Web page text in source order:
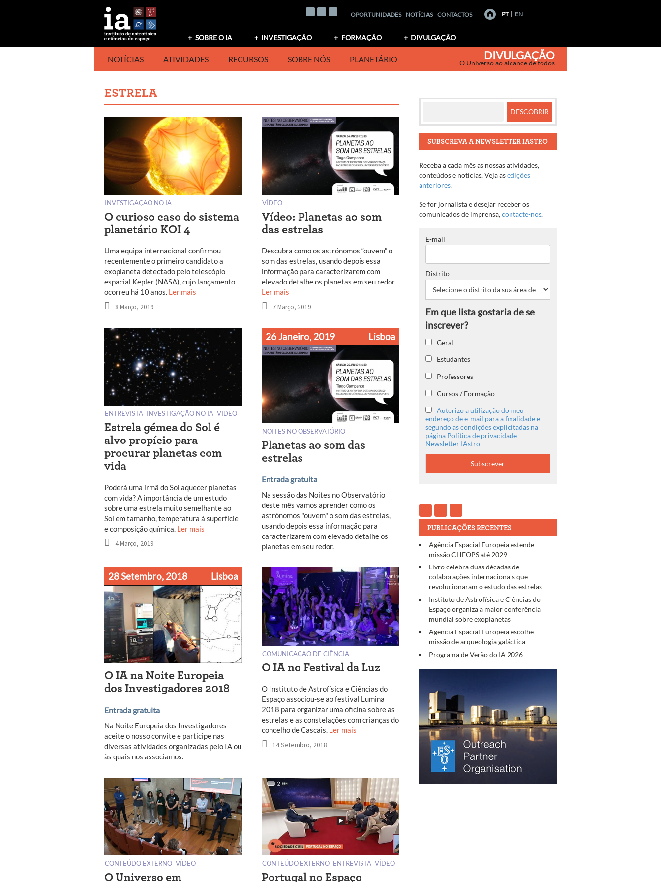
OPORTUNIDADES NOTÍCIAS CONTACTOS PT EN
SOBRE O IA INVESTIGAÇÃO FORMAÇÃO DIVULGAÇÃO
NOTÍCIAS ATIVIDADES RECURSOS SOBRE NÓS PLANETÁRIO DIVULGAÇÃO
O Universo ao alcance de todos
ESTRELA
INVESTIGAÇÃO NO IA
O curioso caso do sistema
planetário KOI 4
Uma equipa internacional confirmou
recentemente o primeiro candidato a
exoplaneta detectado pelo telescópio
espacial Kepler (NASA), cujo lançamento
ocorreu há 10 anos. Ler mais
8 Março, 2019
VÍDEO
Vídeo: Planetas ao som
das estrelas
Descubra como os astrónomos “ouvem” o
som das estrelas, usando depois essa
informação para caracterizarem com
elevado detalhe os planetas em seu redor.
Ler mais
7 Março, 2019
ENTREVISTA INVESTIGAÇÃO NO IA VÍDEO
Estrela gémea do Sol é
alvo propício para
procurar planetas com
vida
Poderá uma irmã do Sol aquecer planetas
com vida? A importância de um estudo
sobre uma estrela muito semelhante ao
Sol em tamanho, temperatura à superfície
e composição química. Ler mais
4 Março, 2019
26 Janeiro, 2019 Lisboa
NOITES NO OBSERVATÓRIO
Planetas ao som das
estrelas
Entrada gratuita
Na sessão das Noites no Observatório
deste mês vamos aprender como os
astrónomos "ouvem" o som das estrelas,
usando depois essa informação para
caracterizarem com elevado detalhe os
planetas em seu redor.
28 Setembro, 2018 Lisboa
O IA na Noite Europeia
dos Investigadores 2018
Entrada gratuita
Na Noite Europeia dos Investigadores
aceite o nosso convite e participe nas
diversas atividades organizadas pelo IA ou
às quais nos associamos.
COMUNICAÇÃO DE CIÊNCIA
O IA no Festival da Luz
O Instituto de Astrofísica e Ciências do
Espaço associou-se ao festival Lumina
2018 para organizar uma oficina sobre as
estrelas e as constelações com crianças do
concelho de Cascais. Ler mais
14 Setembro, 2018
CONTEÚDO EXTERNO VÍDEO
O Universo em
CONTEÚDO EXTERNO ENTREVISTA VÍDEO
Portugal no Espaço
SUBSCREVA A NEWSLETTER IASTRO
Receba a cada mês as nossas atividades,
conteúdos e notícias. Veja asedições
anteriores.
Se for jornalista e desejar receber os
comunicados de imprensa,contacte-nos.
E-mail
Distrito
Geral
Estudantes
Professores
Cursos / Formação
Autorizo a utilização do meu
endereço de e-mail para a finalidade e
segundo as condições explicitadas na
página Política de privacidade -
Newsletter IAstro
PUBLICAÇÕES RECENTES
Agência Espacial Europeia estende
missão CHEOPS até 2029
Livro celebra duas décadas de
colaborações internacionais que
revolucionaram o estudo das estrelas
Instituto de Astrofísica e Ciências do
Espaço organiza a maior conferência
mundial sobre exoplanetas
Agência Espacial Europeia escolhe
missão de arqueologia galáctica
Programa de Verão do IA 2026